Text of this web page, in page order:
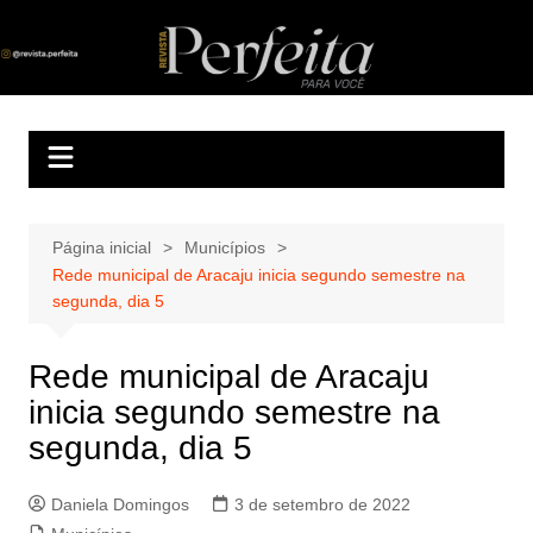
Revista Perfeita
A melhor revista eletrônica do interior de Sergipe
Página inicial
Municípios
Rede municipal de Aracaju inicia segundo semestre na
segunda, dia 5
Rede municipal de Aracaju
inicia segundo semestre na
segunda, dia 5
Daniela Domingos
3 de setembro de 2022